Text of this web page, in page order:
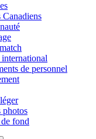
Canadiens
de personnel
photos
fond